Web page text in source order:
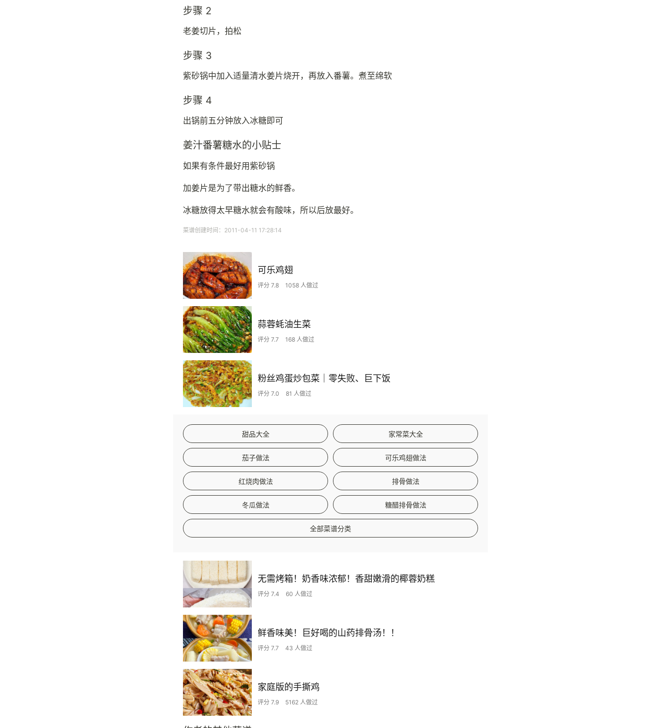
步骤 2
老姜切片，拍松
步骤 3
紫砂锅中加入适量清水姜片烧开，再放入番薯。煮至绵软
步骤 4
出锅前五分钟放入冰糖即可
姜汁番薯糖水的小贴士
如果有条件最好用紫砂锅
加姜片是为了带出糖水的鲜香。
冰糖放得太早糖水就会有酸味，所以后放最好。
菜谱创建时间：2011-04-11 17:28:14
可乐鸡翅
评分 7.8 1058 人做过
蒜蓉蚝油生菜
评分 7.7 168 人做过
粉丝鸡蛋炒包菜｜零失败、巨下饭
评分 7.0 81 人做过
甜品大全 家常菜大全
茄子做法 可乐鸡翅做法
红烧肉做法 排骨做法
冬瓜做法 糖醋排骨做法
全部菜谱分类
无需烤箱！奶香味浓郁！香甜嫩滑的椰蓉奶糕
评分 7.4 60 人做过
鲜香味美！巨好喝的山药排骨汤！！
评分 7.7 43 人做过
家庭版的手撕鸡
评分 7.9 5162 人做过